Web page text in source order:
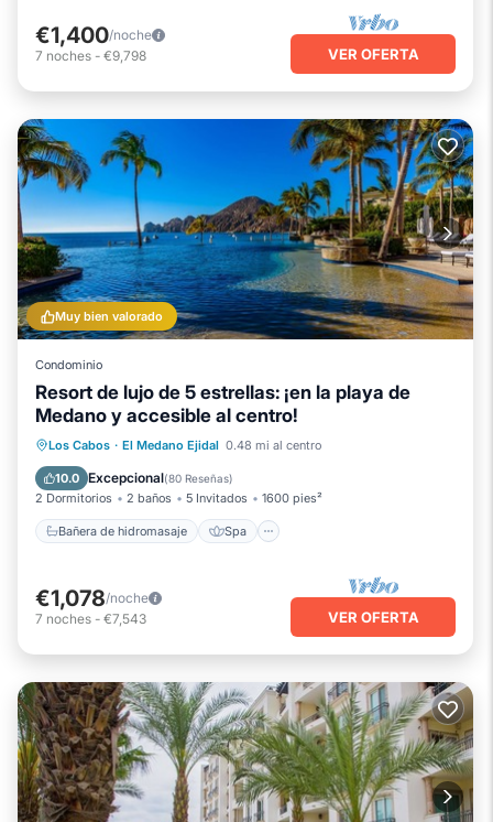
€1,400/noche
7 noches - €9,798 VER OFERTA
Muy bien valorado
Condominio
Resort de lujo de 5 estrellas: ¡en la playa de
Medano y accesible al centro!
Los Cabos · El Medano Ejidal 0.48 mi al centro
10.0 Excepcional(80 Reseñas)
2 Dormitorios 2 baños 5 Invitados 1600 pies²
Bañera de hidromasaje Spa
Bañera de hidromasaje
Spa
Chimenea/Calefacción
€1,078/noche
7 noches - €7,543 VER OFERTA